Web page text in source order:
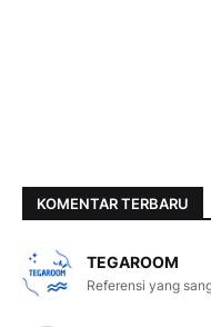
KOMENTAR TERBARU
TEGAROOM
Referensi yang